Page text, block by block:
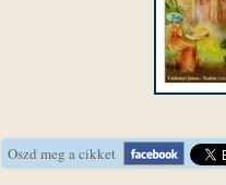
Oszd meg a cikket